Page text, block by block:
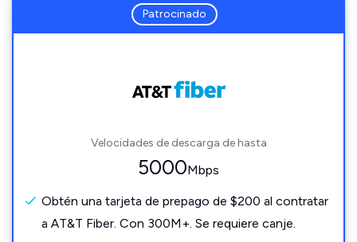
Patrocinado
Velocidades de descarga de hasta
5000Mbps
Obtén una tarjeta de prepago de $200 al contratar
a AT&T Fiber. Con 300M+. Se requiere canje.